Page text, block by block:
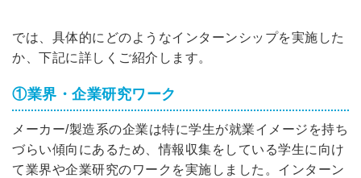
では、具体的にどのようなインターンシップを実施した
か、下記に詳しくご紹介します。
①業界・企業研究ワーク
メーカー/製造系の企業は特に学生が就業イメージを持ち
づらい傾向にあるため、情報収集をしている学生に向け
て業界や企業研究のワークを実施しました。インターン